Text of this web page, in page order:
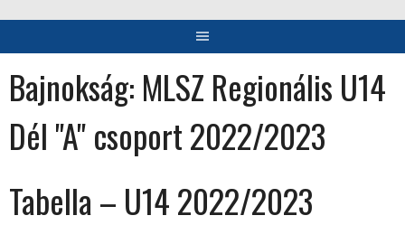
Bajnokság: MLSZ Regionális U14
Dél "A" csoport 2022/2023
Tabella – U14 2022/2023